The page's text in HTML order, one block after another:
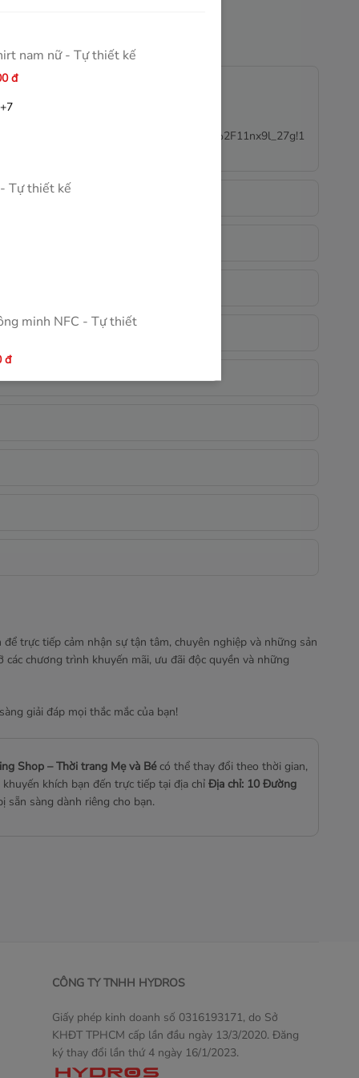
để trực tiếp cảm nhận sự tận tâm, chuyên nghiệp và những sản
chương trình khuyến mãi, ưu đãi độc quyền và những
giải đáp mọi thắc mắc của bạn!
Shop – Thời trang Mẹ và Bécó thể thay đổi theo thời gian,
khích bạn đến trực tiếp tại địa chỉ Địa chỉ: 10 Đường
sẵn sàng dành riêng cho bạn.
CÔNG TY TNHH HYDROS
Giấy phép kinh doanh số 0316193171, do Sở
KHĐT TPHCM cấp lần đầu ngày 13/3/2020. Đăng
ký thay đổi lần thứ 4 ngày 16/1/2023.
nam nữ - Tự thiết kế
đ
+7
Tự thiết kế
minh NFC - Tự thiết
đ